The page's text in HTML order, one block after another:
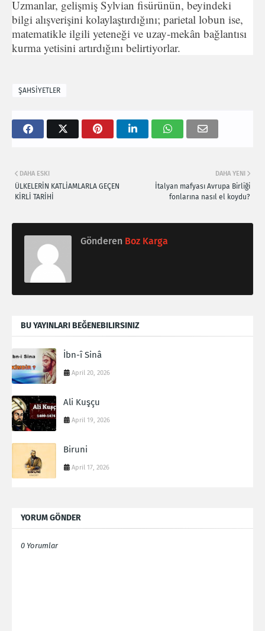
Uzmanlar, gelişmiş Sylvian fisürünün, beyindeki
bilgi alışverişini kolaylaştırdığını; parietal lobun ise,
matematikle ilgili yeteneği ve uzay-mekân bağlantısı
kurma yetisini artırdığını belirtiyorlar.
ŞAHSİYETLER
DAHA YENI
İtalyan mafyası Avrupa Birliği
fonlarına nasıl el koydu?
DAHA ESKI
ÜLKELERİN KATLİAMLARLA GEÇEN
KİRLİ TARİHİ
Gönderen Boz Karga
BU YAYINLARI BEĞENEBILIRSINIZ
İbn-î Sinâ
April 20, 2026
Ali Kuşçu
April 19, 2026
Biruni
April 17, 2026
YORUM GÖNDER
0 Yorumlar